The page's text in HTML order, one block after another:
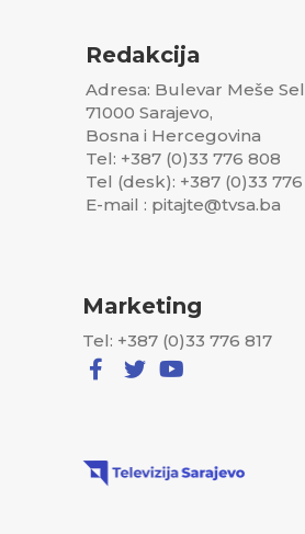
Redakcija
Adresa: Bulevar Meše
71000 Sarajevo,
Bosna i Hercegovina
Tel: +387 (0)33 776 808
Tel (desk): +387 (0)33
E-mail : pitajte@tvsa.ba
Marketing
Tel: +387 (0)33 776 817